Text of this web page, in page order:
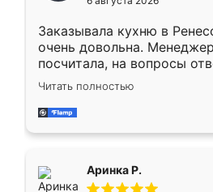
мебели буду заказывать
Заказывала кухню в
очень довольна.
посчитала, на вопросы
Замерщик приехал в
делу со всей
за день, ребята работали
Читать полностью
Аринка Р.